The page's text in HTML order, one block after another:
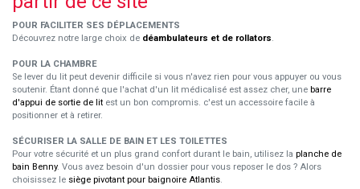
POUR FACILITER SES DÉPLACEMENTS
Découvrez notre large choix de déambulateurs et de rollators.
POUR LA CHAMBRE
Se lever du lit peut devenir difficile si vous n'avez rien pour vous appuyer ou vous
soutenir. Étant donné que l'achat d'un lit médicalisé est assez cher, une barre
d'appui de sortie de lit est un bon compromis. c'est un accessoire facile à
positionner et à retirer.
SÉCURISER LA SALLE DE BAIN ET LES TOILETTES
Pour votre sécurité et un plus grand confort durant le bain, utilisez la planche de
bain Benny. Vous avez besoin d'un dossier pour vous reposer le dos ? Alors
choisissez le siège pivotant pour baignoire Atlantis.